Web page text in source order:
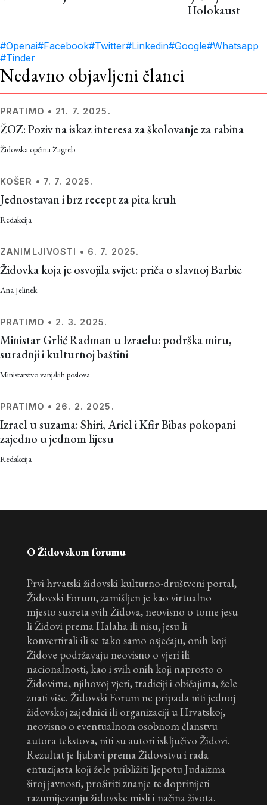
Holokaust
#Openai#Facebook#Twitter#Linkedin#Google#Whatsapp
#Tinder
Nedavno objavljeni članci
PRATIMO • 21. 7. 2025.
ŽOZ: Poziv na iskaz interesa za školovanje za rabina
Židovska općina Zagreb
KOŠER • 7. 7. 2025.
Jednostavan i brz recept za pita kruh
Redakcija
ZANIMLJIVOSTI • 6. 7. 2025.
Židovka koja je osvojila svijet: priča o slavnoj Barbie
Ana Jelinek
PRATIMO • 2. 3. 2025.
Ministar Grlić Radman u Izraelu: podrška miru,
suradnji i kulturnoj baštini
Ministarstvo vanjskih poslova
PRATIMO • 26. 2. 2025.
Izrael u suzama: Shiri, Ariel i Kfir Bibas pokopani
zajedno u jednom lijesu
Redakcija
O Židovskom forumu
Prvi hrvatski židovski kulturno-društveni portal,
Židovski Forum, zamišljen je kao virtualno
mjesto susreta svih Židova, neovisno o tome jesu
li Židovi prema Halaha ili nisu, jesu li
konvertirali ili se tako samo osjećaju, onih koji
Židove podržavaju neovisno o vjeri ili
nacionalnosti, kao i svih onih koji naprosto o
Židovima, njihovoj vjeri, tradiciji i običajima, žele
znati više. Židovski Forum ne pripada niti jednoj
židovskoj zajednici ili organizaciji u Hrvatskoj,
neovisno o eventualnom osobnom članstvu
autora tekstova, niti su autori isključivo Židovi.
Rezultat je ljubavi prema Židovstvu i rada
entuzijasta koji žele približiti ljepotu Judaizma
široj javnosti, proširiti znanje te doprinijeti
razumijevanju židovske misli i načina života.